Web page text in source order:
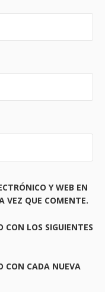
Y WEB EN
VEZ QUE COMENTE.
CON LOS SIGUIENTES
CON CADA NUEVA